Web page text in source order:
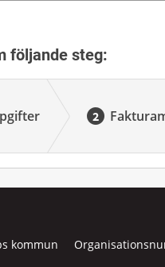
följande steg:
kommun